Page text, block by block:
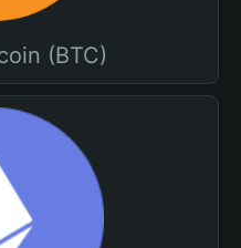
(BTC)